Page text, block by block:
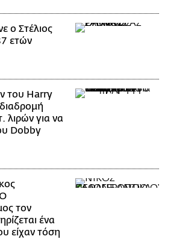
ο Στέλιος
ετών
του Harry
λιρών για να
Dobby
τον
ένα
είχαν τόση